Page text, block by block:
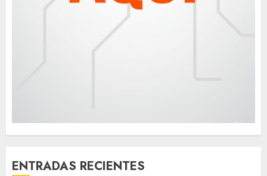
ENTRADAS RECIENTES